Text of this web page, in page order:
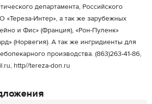
департамента, Российского
«Тереза-Интер», а так же зарубежных
и Фис» (Франция), «Рон-Пуленк»
(Норвегия). А так же ингридиенты для
производства. (863)263-41-86,
http//tereza-don.ru